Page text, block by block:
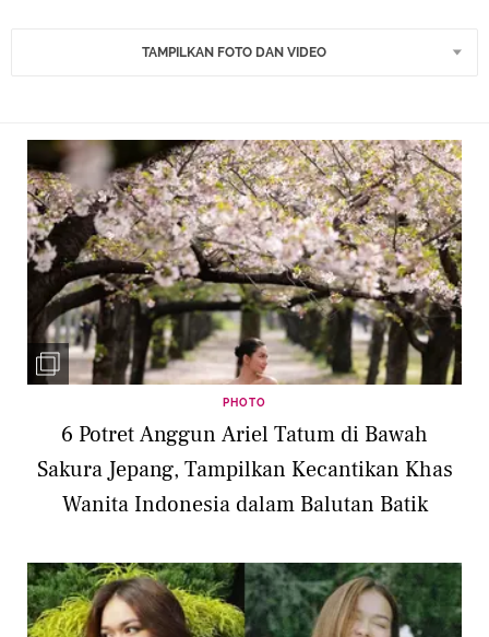
TAMPILKAN FOTO DAN VIDEO
PHOTO
6 Potret Anggun Ariel Tatum di Bawah
Sakura Jepang, Tampilkan Kecantikan Khas
Wanita Indonesia dalam Balutan Batik